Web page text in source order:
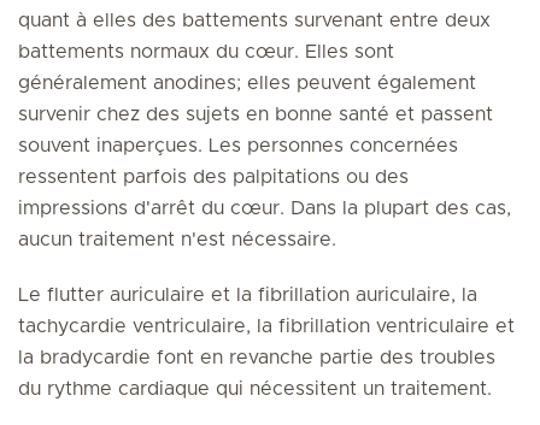
quant à elles des battements survenant entre deux
battements normaux du cœur. Elles sont
généralement anodines; elles peuvent également
survenir chez des sujets en bonne santé et passent
souvent inaperçues. Les personnes concernées
ressentent parfois des palpitations ou des
impressions d'arrêt du cœur. Dans la plupart des cas,
aucun traitement n'est nécessaire.
Le flutter auriculaire et la fibrillation auriculaire, la
tachycardie ventriculaire, la fibrillation ventriculaire et
la bradycardie font en revanche partie des troubles
du rythme cardiaque qui nécessitent un traitement.